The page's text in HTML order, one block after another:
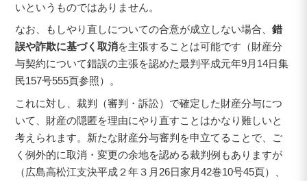
いというものではありません。
なお、もしやり直しについての合意が成立しない場合、錯
誤や詐欺に基づく取消を主張することは可能です（財産分
与契約について錯誤の主張を認めた最判平成元年9月14日集
民157号555頁参照）。
これに対し、裁判（審判・訴訟）で確定した財産分与につ
いて、財産の隠匿を理由にやり直すことはかなり難しいと
考えられます。新たな財産分与審判を申立てることで、ご
く例外的に取消・変更の余地を認める裁判例もありますが
（広島高松江支決平成２年３月26日家月42巻10号45頁）、